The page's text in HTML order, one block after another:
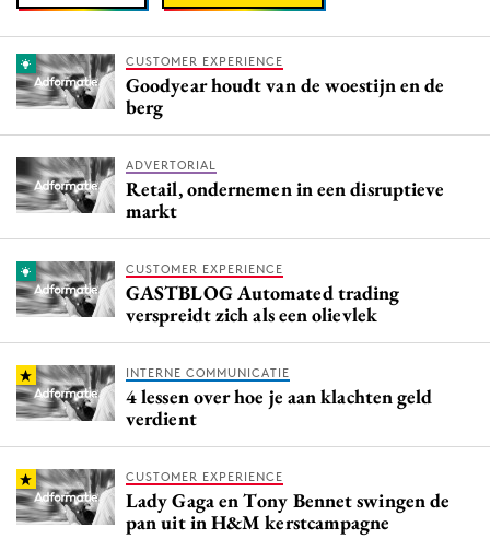
Reputatie & crisis
CUSTOMER EXPERIENCE
Goodyear houdt van de woestijn en de
berg
ADVERTORIAL
Retail, ondernemen in een disruptieve
markt
CUSTOMER EXPERIENCE
GASTBLOG Automated trading
verspreidt zich als een olievlek
INTERNE COMMUNICATIE
4 lessen over hoe je aan klachten geld
verdient
CUSTOMER EXPERIENCE
Lady Gaga en Tony Bennet swingen de
pan uit in H&M kerstcampagne